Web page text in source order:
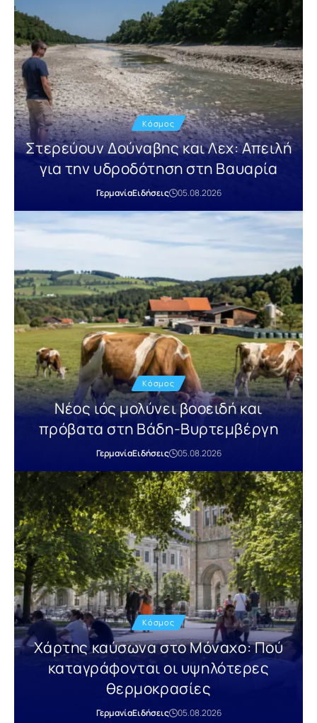
Κόσμος
Στερεύουν Δούναβης και Λεχ: Απειλή
για την υδροδότηση στη Βαυαρία
ΓερμανίαΕιδήσεις 05.08.2026
Κόσμος
Νέος ιός μολύνει βοοειδή και
πρόβατα στη Βάδη-Βυρτεμβέργη
ΓερμανίαΕιδήσεις 05.08.2026
Κόσμος
Χάρτης καύσωνα στο Μόναχο: Πού
καταγράφονται οι υψηλότερες
θερμοκρασίες
ΓερμανίαΕιδήσεις 05.08.2026